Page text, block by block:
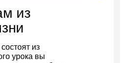
из
из
урока вы